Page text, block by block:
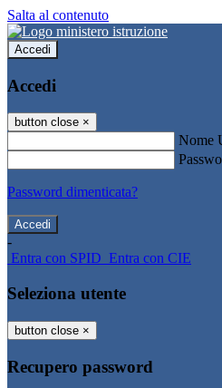
Salta al contenuto
Accedi
Accedi
button close ×
Nome
Password dimenticata?
-
Entra con SPID Entra con CIE
Seleziona utente
button close ×
Recupero password